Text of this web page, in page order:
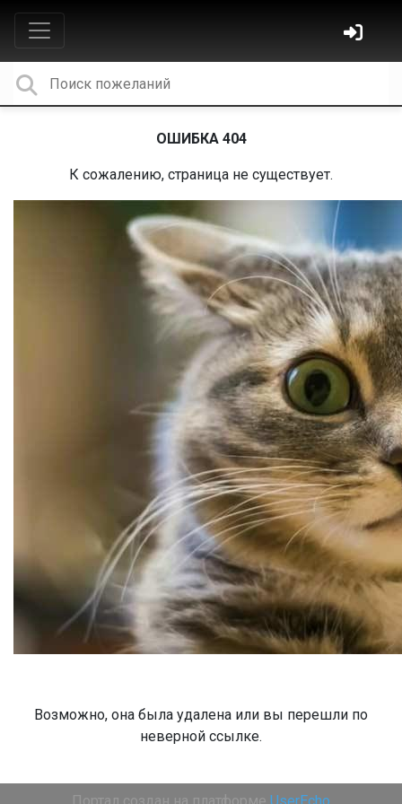
ОШИБКА 404
К сожалению, страница не существует.
Возможно, она была удалена или вы перешли по
неверной ссылке.